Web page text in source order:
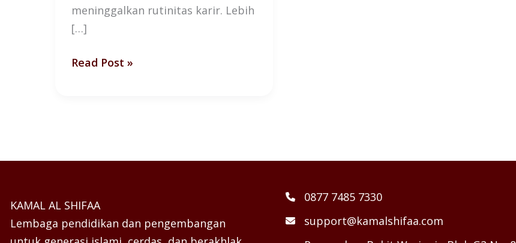
meninggalkan rutinitas karir. Lebih
[…]
Read Post »
KAMAL AL SHIFAA
Lembaga pendidikan dan pengembangan
0877 7485 7330
support@kamalshifaa.com